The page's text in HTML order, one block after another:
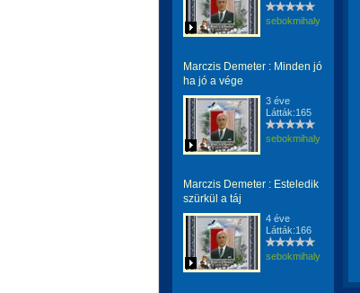
sebokmihaly1961
Marczis Demeter : Minden jó
ha jó a vége
3 éve
Látták:165
sebokmihaly1961
Marczis Demeter : Esteledik
szürkül a táj
4 éve
Látták:166
sebokmihaly1961